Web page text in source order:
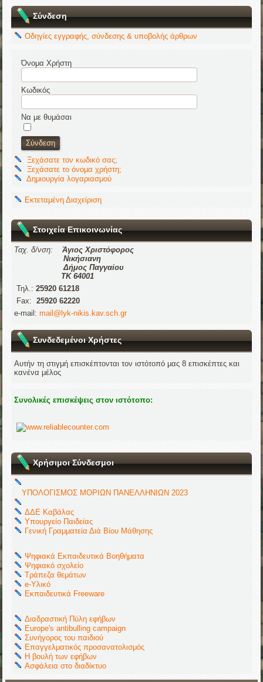
Σύνδεση
Οδηγίες εγγραφής, σύνδεσης & υποβολής άρθρων
Όνομα Χρήστη
Κωδικός
Να με θυμάσαι
Ξεχάσατε τον κωδικό σας;
Ξεχάσατε το όνομα χρήστη;
Δημιουργία λογαριασμού
Εκτεταμένη Διαχείριση
Στοιχεία Επικοινωνίας
Ταχ. δ/νση:
Άγιος Χριστόφορος
Νικήσιανη
Δήμος Παγγαίου
ΤΚ 64001
Τηλ.:25920 61218
Fax:25920 62220
e-mail:mail@lyk-nikis.kav.sch.gr
Συνδεδεμένοι Χρήστες
Αυτήν τη στιγμή επισκέπτονται τον ιστότοπό μας 8 επισκέπτες και
κανένα μέλος
Συνολικές επισκέψεις στον ιστότοπο:
Χρήσιμοι Σύνδεσμοι
ΥΠΟΛΟΓΙΣΜΟΣ ΜΟΡΙΩΝ ΠΑΝΕΛΛΗΝΙΩΝ 2023
ΔΔΕ Καβάλας
Υπουργείο Παιδείας
Γενική Γραμματεία Διά Βίου Μάθησης
Ψηφιακά Εκπαιδευτικά Βοηθήματα
Ψηφιακό σχολείο
Τράπεζα θεμάτων
e-Υλικό
Εκπαιδευτικά Freeware
Διαδραστική Πύλη εφήβων
Europe's antibulling campaign
Συνήγορος του παιδιού
Επαγγελματικός προσανατολισμός
Η βουλή των εφήβων
Ασφάλεια στο διαδίκτυο